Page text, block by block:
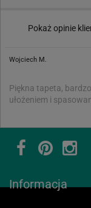
Pokaż opinie
Wojciech M.
Piękna tapeta,
ułożeniem i
Informacja